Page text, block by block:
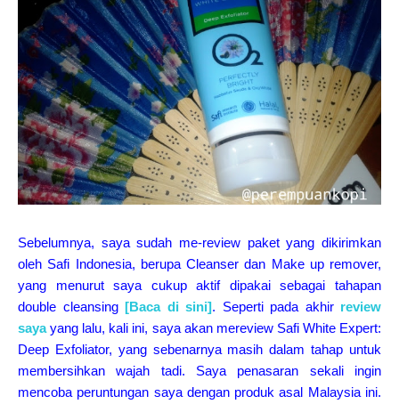
Sebelumnya, saya sudah me-review paket yang dikirimkan
oleh Safi Indonesia, berupa Cleanser dan Make up remover,
yang menurut saya cukup aktif dipakai sebagai tahapan
double cleansing [Baca di sini]. Seperti pada akhir review
sayayang lalu, kali ini, saya akan mereview Safi White Expert:
Deep Exfoliator, yang sebenarnya masih dalam tahap untuk
membersihkan wajah tadi. Saya penasaran sekali ingin
mencoba peruntungan saya dengan produk asal Malaysia ini.